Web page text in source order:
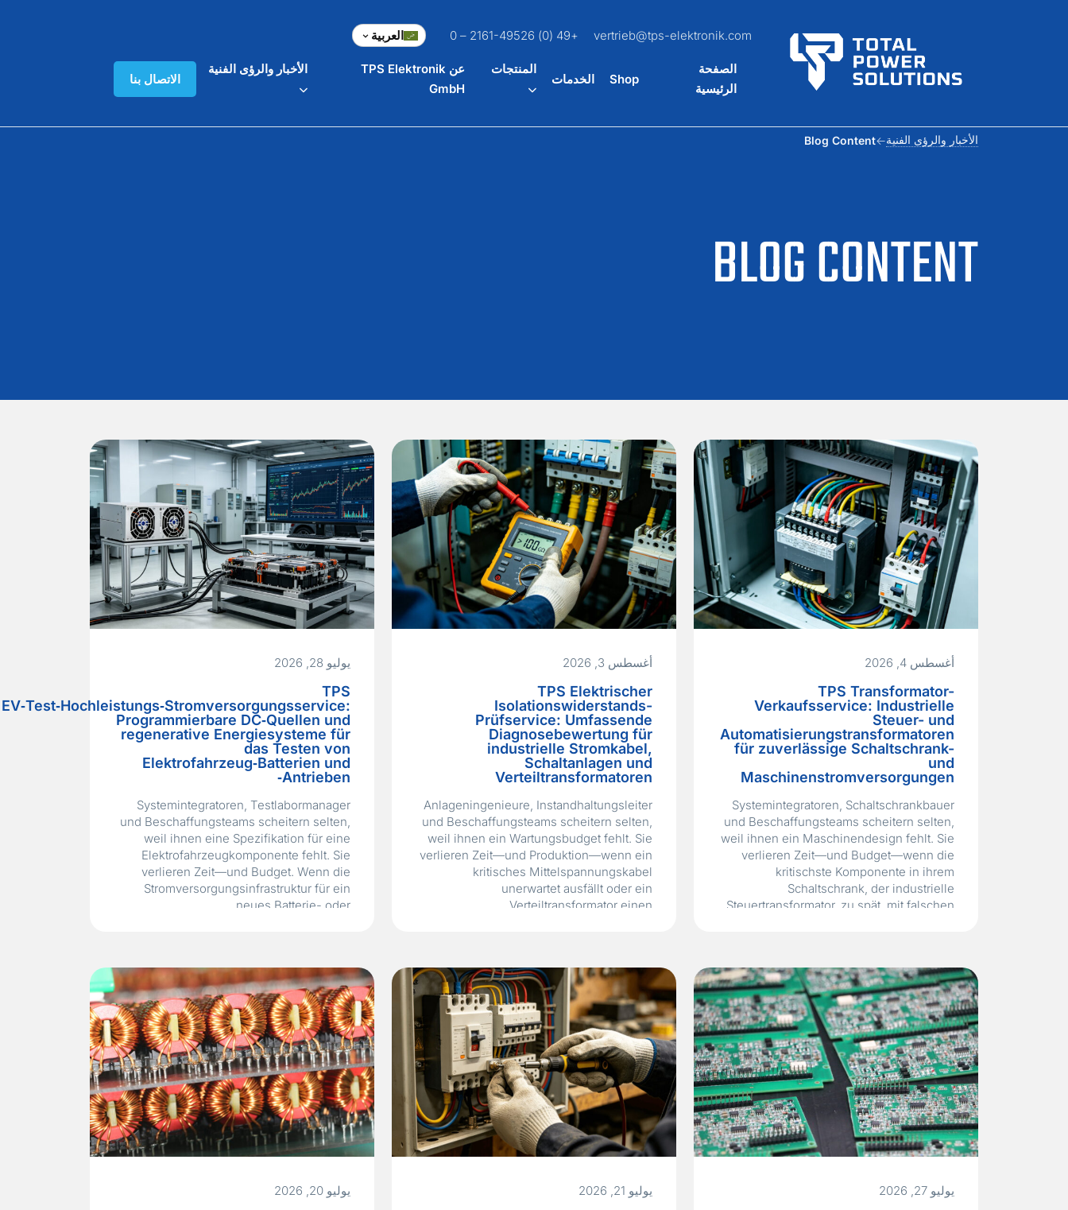
+49 (0) 2161-49526 – 0 vertrieb@tps-elektronik.com العربية
الصفحة
الرئيسية
Shop الخدمات
المنتجات
عن TPS Elektronik
GmbH
الأخبار والرؤى الفنية
الاتصال بنا
BLOG CONTENT
الأخبار والرؤى الفنية Blog Content
أغسطس 4, 2026
TPS Transformator-
Verkaufsservice: Industrielle
Steuer- und
Automatisierungstransformatoren
für zuverlässige Schaltschrank-
und
Maschinenstromversorgungen
Systemintegratoren, Schaltschrankbauer
und Beschaffungsteams scheitern selten,
weil ihnen ein Maschinendesign fehlt. Sie
verlieren Zeit—und Budget—wenn die
kritischste Komponente in ihrem
Schaltschrank, der industrielle
Steuertransformator, zu spät, mit falschen
die für die Abnahmeprüfung der
endgültigen Ausrüstung erforderlich sind.
Ein Standard‑Leistungstransformator ist
nicht dafür ausgelegt, die hohen…Read
More »
أغسطس 3, 2026
TPS Elektrischer
Isolationswiderstands-
Prüfservice: Umfassende
Diagnosebewertung für
industrielle Stromkabel,
Schaltanlagen und
Verteiltransformatoren
Anlageningenieure, Instandhaltungsleiter
und Beschaffungsteams scheitern selten,
weil ihnen ein Wartungsbudget fehlt. Sie
verlieren Zeit—und Produktion—wenn ein
kritisches Mittelspannungskabel
unerwartet ausfällt oder ein
Verteiltransformator einen
ungeplante Ausfall kann eine Fabrik
Hunderttausende von Euro an
Produktionsausfall kosten, während die
Notreparatur selbst überstürzt und teuer
sein…Read More »
يوليو 28, 2026
TPS
EV‑Test‑Hochleistungs‑Stromversorgungsservice:
Programmierbare DC‑Quellen und
regenerative Energiesysteme für
das Testen von
Elektrofahrzeug‑Batterien und
‑Antrieben
Systemintegratoren, Testlabormanager
und Beschaffungsteams scheitern selten,
weil ihnen eine Spezifikation für eine
Elektrofahrzeugkomponente fehlt. Sie
verlieren Zeit—und Budget. Wenn die
Stromversorgungsinfrastruktur für ein
neues Batterie- oder
Dynamik liefern kann oder wenn sie
Megawatt an Energie als Wärme abführt,
anstatt sie zurückzugewinnen. Ein
EV‑Batteriepack, der…Read More »
يوليو 27, 2026 يوليو 21, 2026 يوليو 20, 2026